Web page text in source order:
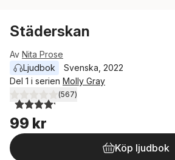
Städerskan
Av Nita Prose
Ljudbok
Svenska 2022
Del 1 i serien Molly Gray
4,2utav 5 stjärnor. Totalt antal röster:
(567)
99 kr
Köp ljudbok